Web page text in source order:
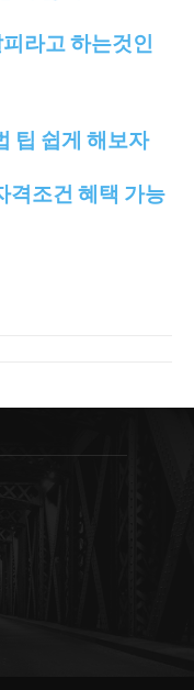
라고 하는것인
팁 쉽게 해보자
격조건 혜택 가능